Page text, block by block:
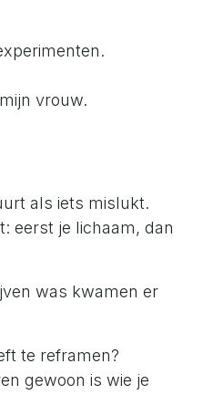
vrouw.
als iets mislukt.
eerst je lichaam, dan
was kwamen er
te reframen?
gewoon is wie je